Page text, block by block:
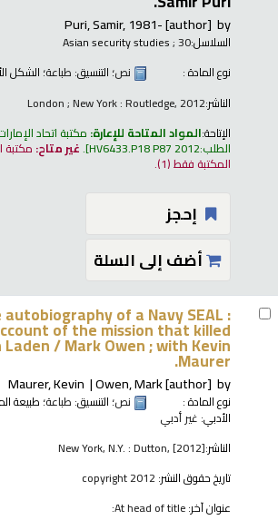
by
Puri, Samir, 1981-[author]
السلاسل: Asian security studies; 30
نوع المادة :
نص؛ التنسيق: طباعة؛ الشكل
الناشر:London ; New York : Routledge, 2012
الإتاحة:المواد المتاحة للإعارة: مكتبة اتحاد
الطلب:HV6433.P18 P87 2012
.غير متاح: مكتبة
المكتبة فقط(1).
إحجز
أضف إلى السلة
of a Navy SEAL :
of the mission that killed
Laden /Mark Owen ; with Kevin
Maurer.
by
Owen, Mark[author]
Maurer, Kevin
نوع المادة : نص؛ التنسيق: طباعة؛ طبيعة
الأدبي: غير أدبي
الناشر:New York, N.Y. : Dutton, [2012]
تاريخ حقوق النشر:
عنوان آخر:At head of title: